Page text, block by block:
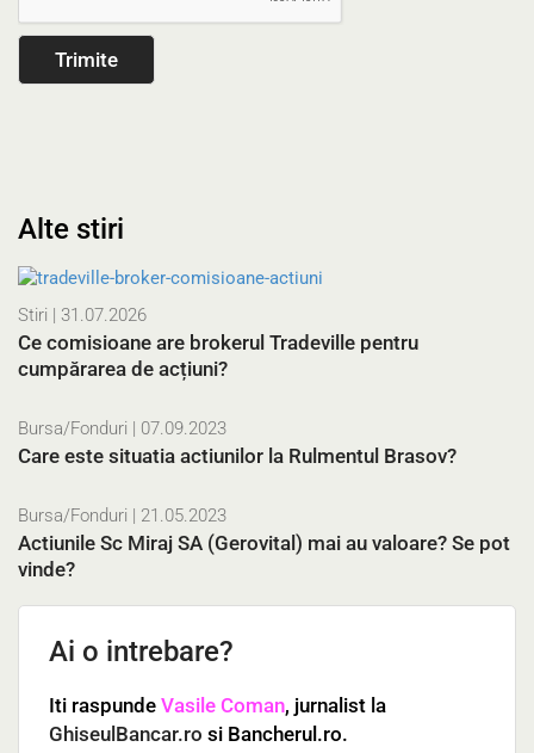
Alte stiri
Stiri | 31.07.2026
Ce comisioane are brokerul Tradeville pentru
cumpărarea de acțiuni?
Bursa/Fonduri | 07.09.2023
Care este situatia actiunilor la Rulmentul Brasov?
Bursa/Fonduri | 21.05.2023
Actiunile Sc Miraj SA (Gerovital) mai au valoare? Se pot
vinde?
Ai o intrebare?
Iti raspunde Vasile Coman, jurnalist la
GhiseulBancar.ro si Bancherul.ro.